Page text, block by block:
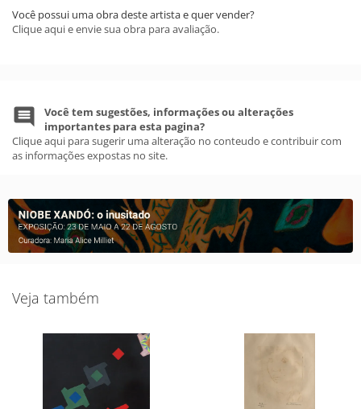
Você possui uma obra deste artista e quer vender?
Clique aqui e envie sua obra para avaliação.
Você tem sugestões, informações ou alterações
importantes para esta pagina?
Clique aqui para sugerir uma alteração no conteudo e contribuir com
as informações expostas no site.
Veja também